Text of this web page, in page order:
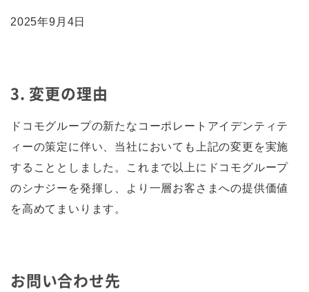
2025年9月4日
3. 変更の理由
ドコモグループの新たなコーポレートアイデンティテ
ィーの策定に伴い、当社においても上記の変更を実施
することとしました。これまで以上にドコモグループ
のシナジーを発揮し、より一層お客さまへの提供価値
を高めてまいります。
お問い合わせ先